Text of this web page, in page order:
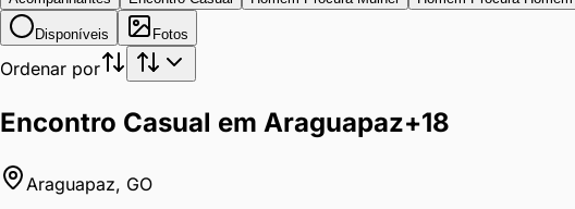
Disponíveis Fotos
Ordenar por
Encontro Casual em Araguapaz+18
Araguapaz, GO